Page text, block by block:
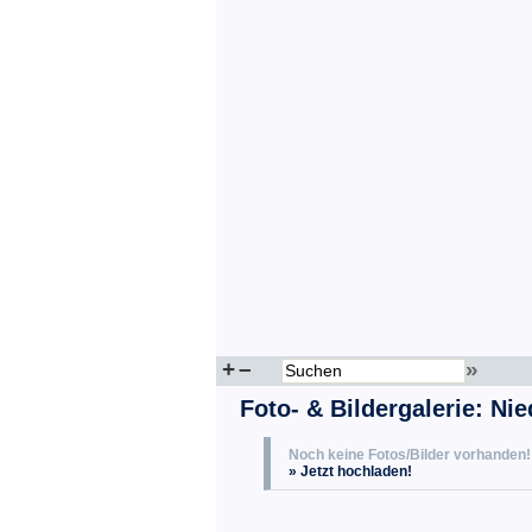
+– »
Foto- & Bildergalerie:
Noch keine Fotos/Bilder vorhanden!
» Jetzt hochladen!